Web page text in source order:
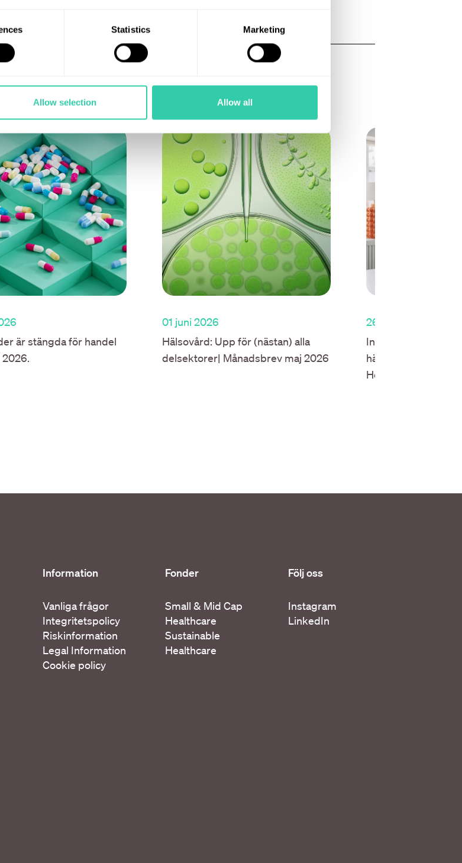
Statistics Marketing
Allow selection Allow all
är stängda för handel
2026.
01 juni 2026
Hälsovård: Upp för (nästan) alla
delsektorer| Månadsbrev maj 2026
26 maj 2026
Innovation, uppköp
hälsovårdens
Healthcare by
Information
Vanliga frågor
Integritetspolicy
Riskinformation
Legal Information
Cookie policy
Fonder
Small & Mid Cap
Healthcare
Sustainable
Healthcare
Följ oss
Instagram
LinkedIn